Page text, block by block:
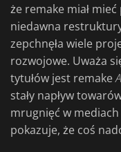
że remake miał
niedawna
zepchnęła wiele
rozwojowe. Uważa
tytułów jest remake
stały napływ
mrugnięć w
pokazuje, że coś